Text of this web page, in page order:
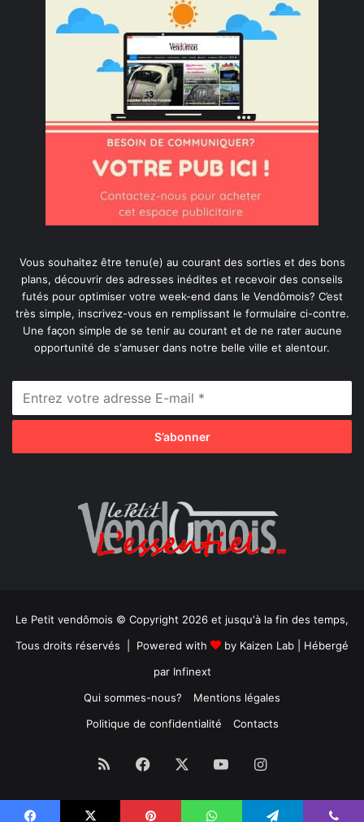
Vous souhaitez être tenu(e) au courant des sorties et des bons
plans, découvrir des adresses inédites et recevoir des conseils
futés pour optimiser votre week-end dans le Vendômois? C’est
très simple, inscrivez-vous en remplissant le formulaire ci-contre.
Une façon simple de se tenir au courant et de ne rater aucune
opportunité de s'amuser dans notre belle ville et alentour.
Le Petit vendômois © Copyright 2026 et jusqu'à la fin des temps,
Tous droits réservés | Powered with
by Kaizen Lab | Hébergé
par Infinext
Qui sommes-nous?
Mentions légales
Politique de confidentialité
Contacts
RSS Facebook YouTubeInstagram